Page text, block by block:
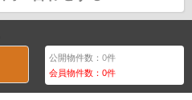
公開物件数：0件
会員物件数：0件